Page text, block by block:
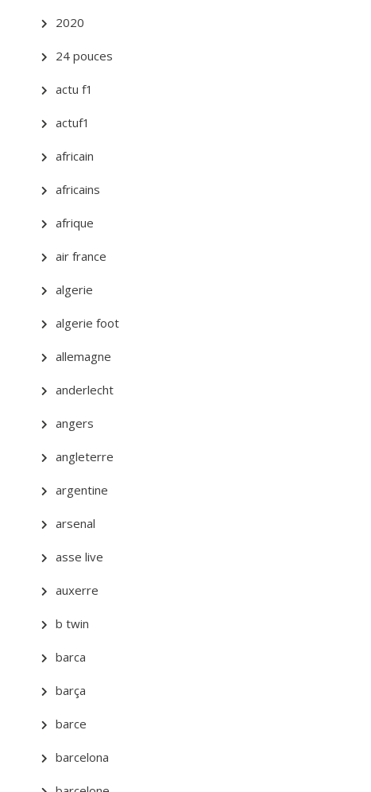
2020
24 pouces
actu f1
actuf1
africain
africains
afrique
air france
algerie
algerie foot
allemagne
anderlecht
angers
angleterre
argentine
arsenal
asse live
auxerre
b twin
barca
barça
barce
barcelona